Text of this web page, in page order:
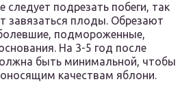
следует подрезать побеги, так
завязаться плоды. Обрезают
подмороженные,
На 3-5 год после
быть минимальной, чтобы
качествам яблони.